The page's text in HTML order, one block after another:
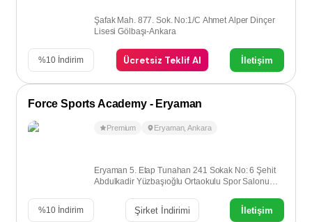
Şafak Mah. 877. Sok. No:1/C Ahmet Alper Dinçer
Lisesi Gölbaşı-Ankara
%10 İndirim Ücretsiz Teklif Al İletişim
Force Sports Academy - Eryaman
Premium Eryaman,Ankara
Eryaman 5. Etap Tunahan 241 Sokak No: 6 Şehit
Abdulkadir Yüzbaşıoğlu Ortaokulu Spor Salonu
%10 İndirim Şirket İndirimi İletişim